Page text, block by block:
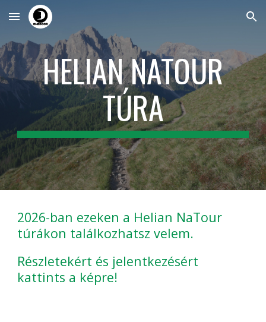
Skip to main content Skip to navigation
HELIAN NATOUR
TÚRA
2026-ban ezeken a Helian NaTour
túrákon találkozhatsz velem.
Részletekért és jelentkezésért
kattints a képre!